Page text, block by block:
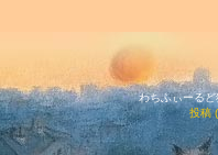
わちふぃーる
投稿